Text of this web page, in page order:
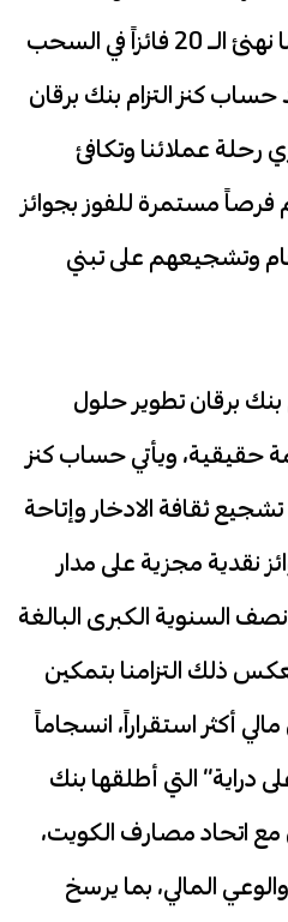
500,000 دينار كويتي، كما نهنئ الـ 20 فائزاً في السحب
كنز التزام بنك برقان
رحلة عملائنا وتكافئ
مستمرة للفوز بجوائز
وتشجيعهم على تبني
بنك برقان تطوير حلول
حقيقية، ويأتي حساب كنز
ثقافة الادخار وإتاحة
نقدية مجزية على مدار
نصف السنوية الكبرى البالغة
ويعكس ذلك التزامنا بتمكين
أكثر استقراراً، انسجاماً
التي أطلقها بنك
مع اتحاد مصارف الكويت،
والوعي المالي، بما يرسخ